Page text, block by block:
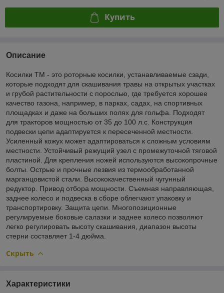
Купить
Описание
Косилки TM - это роторные косилки, устанавливаемые сзади,
которые подходят для скашивания травы на открытых участках
и грубой растительности с порослью, где требуется хорошее
качество газона, например, в парках, садах, на спортивных
площадках и даже на больших полях для гольфа. Подходят
для тракторов мощностью от 35 до 100 л.с. Конструкция
подвески цепи адаптируется к пересеченной местности.
Усиленный кожух может адаптироваться к сложным условиям
местности. Устойчивый режущий узел с промежуточной тяговой
пластиной. Для крепления ножей используются высокопрочные
болты. Острые и прочные лезвия из термообработанной
марганцовистой стали. Высококачественный чугунный
редуктор. Привод отбора мощности. Съемная направляющая,
заднее колесо и подвеска в сборе облегчают упаковку и
транспортировку. Защита цепи. Многопозиционные
регулируемые боковые салазки и заднее колесо позволяют
легко регулировать высоту скашивания, диапазон высоты
стерни составляет 1-4 дюйма.
Скрыть
Характеристики